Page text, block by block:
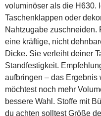
voluminöser als die H630.
Taschenklappen oder
Nahtzugabe zuschneiden.
eine kräftige, nicht
Dicke. Sie verleiht deiner
Standfestigkeit.
aufbringen – das
möchtest noch mehr
bessere Wahl. Stoffe mit
du achten solltest Größe